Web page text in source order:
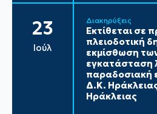
23
Ιούλ
Διακηρύξεις
Εκτίθεται σε
πλειοδοτική
εκμίσθωση
εγκατάσταση
παραδοσιακή
Δ.Κ.
Ηράκλειας